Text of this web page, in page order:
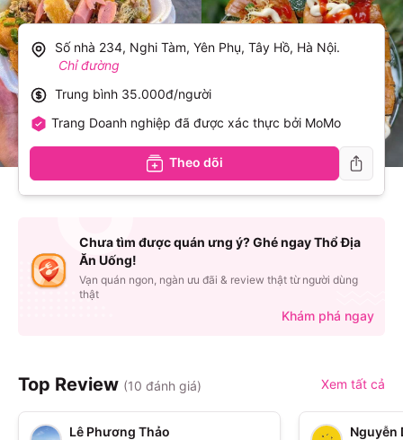
Top Review (10 đánh giá) Xem tất cả
Lê Phương Thảo Nguyễn
Số nhà 234, Nghi Tàm, Yên Phụ, Tây Hồ, Hà Nội.
Chỉ đường
Trung bình 35.000đ/người
Trang Doanh nghiệp đã được xác thực bởi MoMo
Theo dõi
Chưa tìm được quán ưng ý? Ghé ngay Thổ Địa
Ăn Uống!
Vạn quán ngon, ngàn ưu đãi & review thật từ người dùng
thật
Khám phá ngay